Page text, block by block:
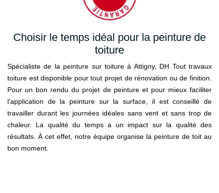
Choisir le temps idéal pour la peinture de
toiture
Spécialiste de la peinture sur toiture à Attigny, DH Tout travaux
toiture est disponible pour tout projet de rénovation ou de finition.
Pour un bon rendu du projet de peinture et pour mieux faciliter
l’application de la peinture sur la surface, il est conseillé de
travailler durant les journées idéales sans vent et sans trop de
chaleur. La qualité du temps a un impact sur la qualité des
résultats. À cet effet, notre équipe organise la peinture de toit au
bon moment.